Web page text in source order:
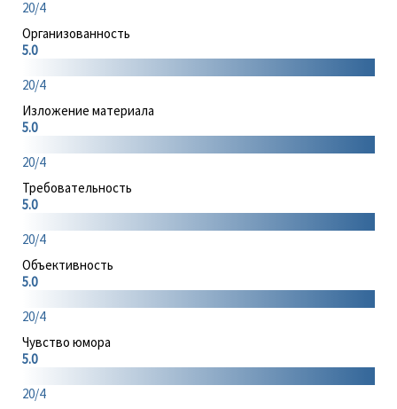
20/4
Организованность
5.0
20/4
Изложение материала
5.0
20/4
Требовательность
5.0
20/4
Объективность
5.0
20/4
Чувство юмора
5.0
20/4